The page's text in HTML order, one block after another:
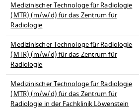
Medizinischer Technologe für Radiologie
(MTR) (m/w/d) für das Zentrum für
Radiologie
Medizinischer Technologe für Radiologie
(MTR) (m/w/d) für das Zentrum für
Radiologie
Medizinischer Technologe für Radiologie
(MTR) (m/w/d) für das Zentrum für
Radiologie in der Fachklinik Löwenstein